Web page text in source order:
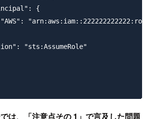
{
"sts:AssumeRole"
は、「注意点その 1」で言及した問題